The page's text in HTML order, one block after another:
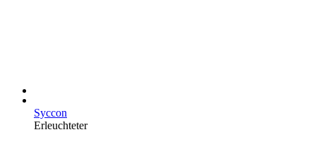
Syccon
Erleuchteter